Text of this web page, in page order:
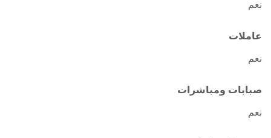
نعم
عاملات
نعم
صبابات ومباشرات
نعم